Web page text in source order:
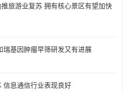
旅游业复苏 拥有核心景区有望加快
瑞基因肿瘤早筛研发又有进展
信息通信行业表现良好